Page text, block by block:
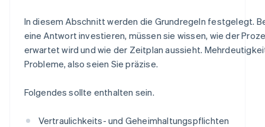
In diesem Abschnitt werden die Grundregeln festgelegt.
eine Antwort investieren, müssen sie wissen, wie der
erwartet wird und wie der Zeitplan aussieht.
Probleme, also seien Sie präzise.
Folgendes sollte enthalten sein.
Vertraulichkeits- und Geheimhaltungspflichten